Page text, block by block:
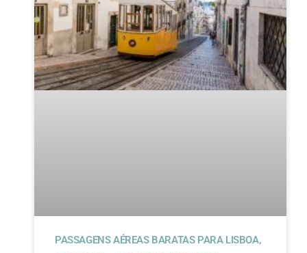
PASSAGENS AÉREAS BARATAS PARA LISBOA,